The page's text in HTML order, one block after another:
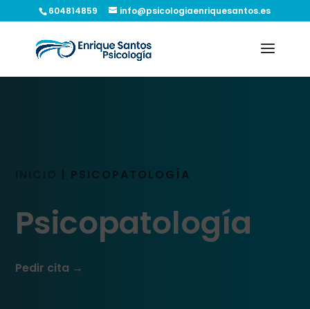
604814859 info@psicologiaenriquesantos.es
| PSICOPATOLOGÍA
Psicopatología
Pedir cita →